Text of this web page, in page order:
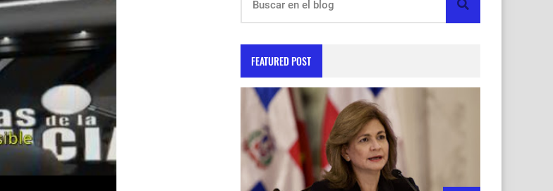
FEATURED POST